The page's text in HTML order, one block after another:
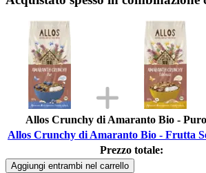
Allos Crunchy di Amaranto Bio -
Allos Crunchy di Amaranto Bio - Frutta
Prezzo totale:
Aggiungi entrambi nel carrello